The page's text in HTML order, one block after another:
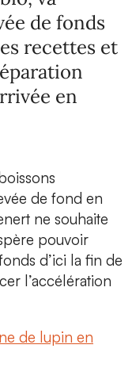
de fonds
recettes et
en
de fond en
ne souhaite
pouvoir
d’ici la fin de
l’accélération
de lupin en